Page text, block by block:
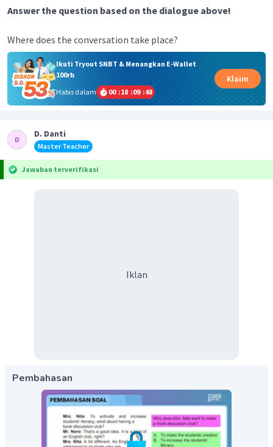
Answer the question based on the dialogue above!
Where does the conversation take place?
Ikuti Tryout SNBT & Menangkan E-Wallet
100rb
Habis dalam
00 :18 :09 :48
Klaim
D. Danti
Master Teacher
Jawaban terverifikasi
Iklan
Pembahasan